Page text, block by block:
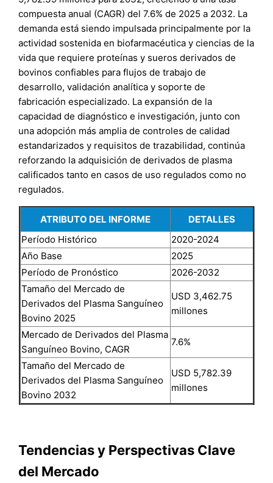
compuesta anual (CAGR) del 7.6% de 2025 a 2032. La
demanda está siendo impulsada principalmente por la
actividad sostenida en biofarmacéutica y ciencias de la
vida que requiere proteínas y sueros derivados de
bovinos confiables para flujos de trabajo de
desarrollo, validación analítica y soporte de
fabricación especializado. La expansión de la
capacidad de diagnóstico e investigación, junto con
una adopción más amplia de controles de calidad
estandarizados y requisitos de trazabilidad, continúa
reforzando la adquisición de derivados de plasma
calificados tanto en casos de uso regulados como no
regulados.
ATRIBUTO DEL INFORME
DETALLES
Período Histórico
2020-2024
Año Base
2025
Período de Pronóstico
2026-2032
Tamaño del Mercado de
Derivados del Plasma Sanguíneo
Bovino 2025
USD 3,462.75
millones
Mercado de Derivados del Plasma
Sanguíneo Bovino, CAGR
7.6%
Tamaño del Mercado de
Derivados del Plasma Sanguíneo
Bovino 2032
USD 5,782.39
millones
Tendencias y Perspectivas Clave
del Mercado